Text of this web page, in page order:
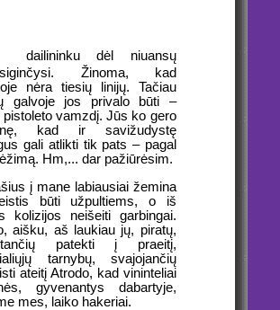
dailininku dėl niuansų
Žinoma, kad
nėra tiesių linijų. Tačiau
galvoje jos privalo būti –
pistoleto vamzdį. Jūs ko gero
kad ir savižudystę
gali atlikti tik pats – pagal
Hm,... dar pažiūrėsim.
į mane labiausiai žemina
būti užpultiems, o iš
kolizijos neišeiti garbingai.
aišku, aš laukiau jų, piratų,
patekti į praeitį,
tarnybų, svajojančių
ateitį Atrodo, kad vininteliai
gyvenantys dabartyje,
mes, laiko hakeriai.